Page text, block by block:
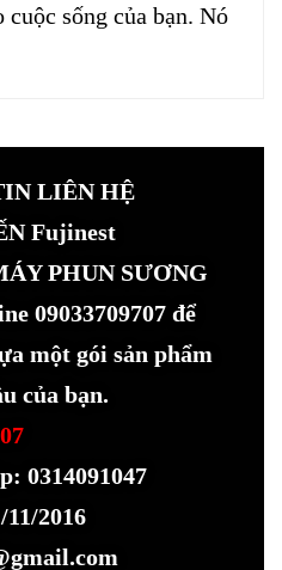
cuộc sống của bạn. Nó
LIÊN HỆ
Fujinest
PHUN SƯƠNG
09033709707 để
một gói sản phẩm
của bạn.
0314091047
2016